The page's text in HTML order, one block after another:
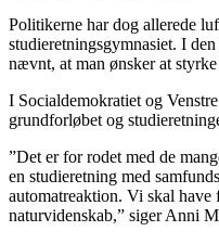
Politikerne har dog allerede
studieretningsgymnasiet. I
nævnt, at man ønsker at
I Socialdemokratiet og
grundforløbet og
”Det er for rodet med de
en studieretning med
automatreaktion. Vi skal
naturvidenskab,” siger Anni